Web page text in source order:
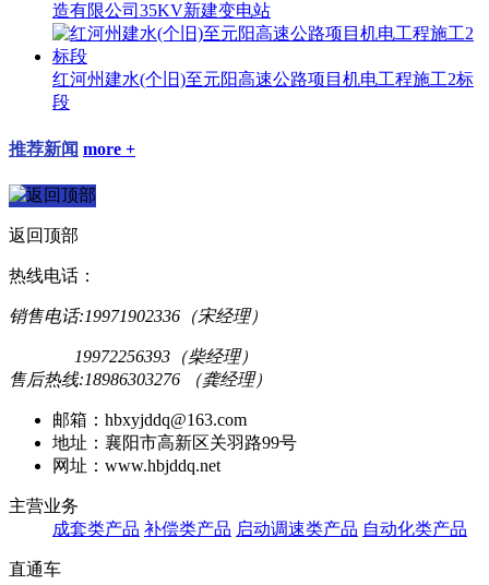
造有限公司35KV新建变电站
红河州建水(个旧)至元阳高速公路项目机电工程施工2标
段
推荐新闻 more +
返回顶部
热线电话：
销售电话:19971902336（宋经理）
19972256393（柴经理）
售后热线:18986303276 （龚经理）
邮箱：hbxyjddq@163.com
地址：襄阳市高新区关羽路99号
网址：www.hbjddq.net
主营业务
成套类产品 补偿类产品 启动调速类产品 自动化类产品
直通车